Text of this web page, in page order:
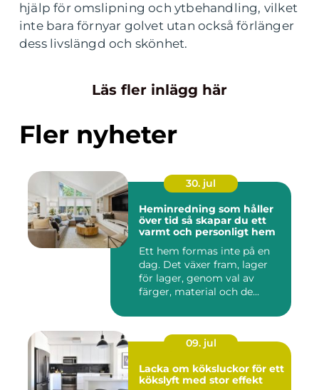
hjälp för omslipning och ytbehandling, vilket
inte bara förnyar golvet utan också förlänger
dess livslängd och skönhet.
Läs fler inlägg här
Fler nyheter
30. jul
Heminredning som håller
över tid så skapar du ett
varmt och personligt hem
Ett hem formas inte på en
dag. Det växer fram, lager
för lager, genom val av
färger, material och de...
09. jul
Lacka om köksluckor för ett
kökslyft med stor effekt